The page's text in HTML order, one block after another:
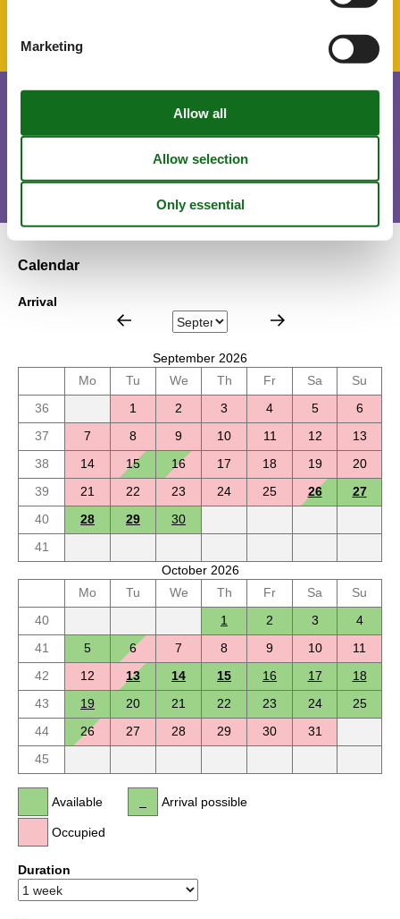
There is a limited chance for a short vacation this year, typically
Calendar
Arrival
September 2026
Mo
Tu We Th Fr Sa
Su
36
1 2 3 4 5
6
37
7 8 9 10 11 12
13
38
14 15 16 17 18 19
20
39
21 22 23 24 25 26
27
40
28 29
30
41
October 2026
Mo
Tu We Th Fr Sa
Su
40
1 2 3
4
41
5 6 7 8 9 10
11
42
12 13 14 15 16 17
18
43
19 20 21 22 23 24
25
44
26 27 28 29 30
31
45
Available
Occupied
Arrival possible
Duration
Marketing